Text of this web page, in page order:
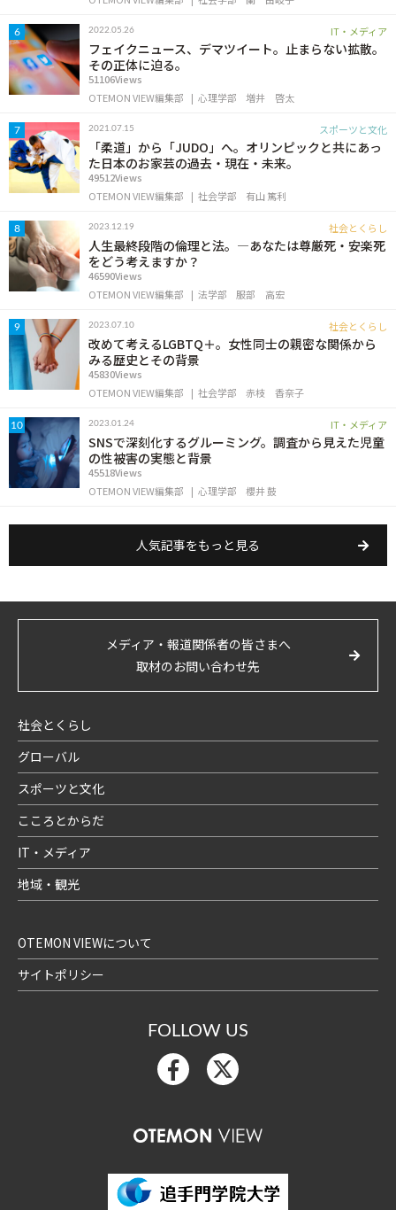
6 2022.05.26 IT・メディア
フェイクニュース、デマツイート。止まらない拡散。
その正体に迫る。
51106Views
OTEMON VIEW編集部
心理学部 増井 啓太
7 2021.07.15 スポーツと文化
「柔道」から「JUDO」へ。オリンピックと共にあっ
た日本のお家芸の過去・現在・未来。
49512Views
OTEMON VIEW編集部
社会学部 有山 篤利
8 2023.12.19 社会とくらし
人生最終段階の倫理と法。―あなたは尊厳死・安楽死
をどう考えますか？
46590Views
OTEMON VIEW編集部
法学部 服部 高宏
9 2023.07.10 社会とくらし
改めて考えるLGBTQ＋。女性同士の親密な関係から
みる歴史とその背景
45830Views
OTEMON VIEW編集部
社会学部 赤枝 香奈子
10 2023.01.24 IT・メディア
SNSで深刻化するグルーミング。調査から見えた児童
の性被害の実態と背景
45518Views
OTEMON VIEW編集部
心理学部 櫻井 鼓
人気記事をもっと見る
メディア・報道関係者の皆さまへ
取材のお問い合わせ先
社会とくらし
グローバル
スポーツと文化
こころとからだ
IT・メディア
地域・観光
OTEMON VIEWについて
サイトポリシー
FOLLOW US